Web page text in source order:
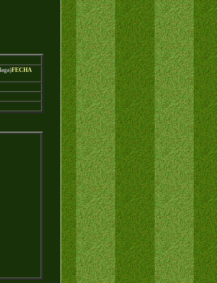
FECHA